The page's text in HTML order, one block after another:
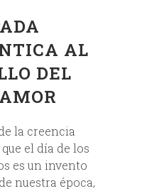
AL
DEL
la creencia
el día de los
es un invento
nuestra época,